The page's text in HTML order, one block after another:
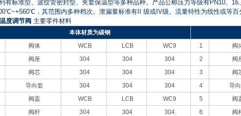
有标准型、波纹管密封型、夹套保温型等多种品种。产品公称压力等级有PN10、
，其范围内多种档次。泄漏量标准有II 级或IV级。流量特性为线性或等百
度调节阀 主要零件材料
本体材质为碳钢
阀体
WCB LCB WC9 1 阀
阀座
304 304 304 2 阀
阀芯
304 304 304 3 阀
导向套
304 304 304 4 导
阀盖
WCB LCB WC9 5 阀
阀杆
304 304 304 6 阀